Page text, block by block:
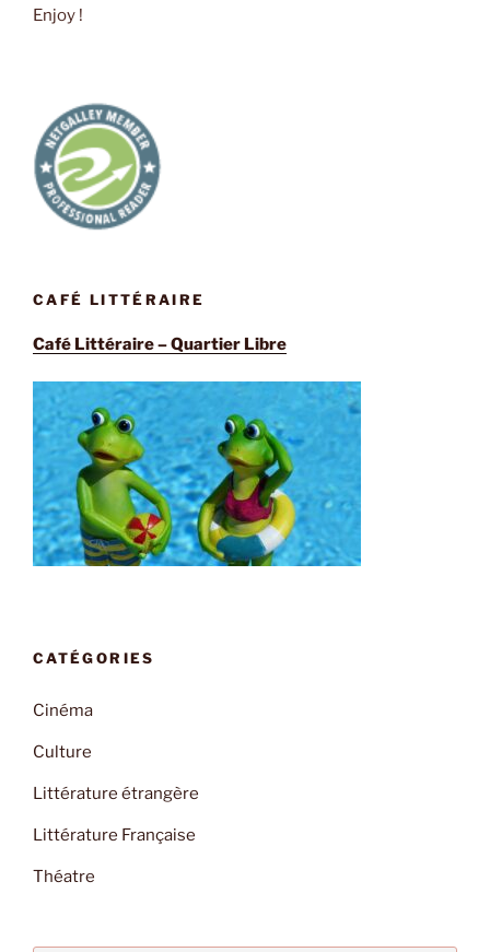
Enjoy !
CAFÉ LITTÉRAIRE
Café Littéraire – Quartier Libre
CATÉGORIES
Cinéma
Culture
Littérature étrangère
Littérature Française
Théatre